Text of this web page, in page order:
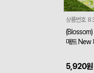
상품번호
(Blossom)
매트 New
5,920원